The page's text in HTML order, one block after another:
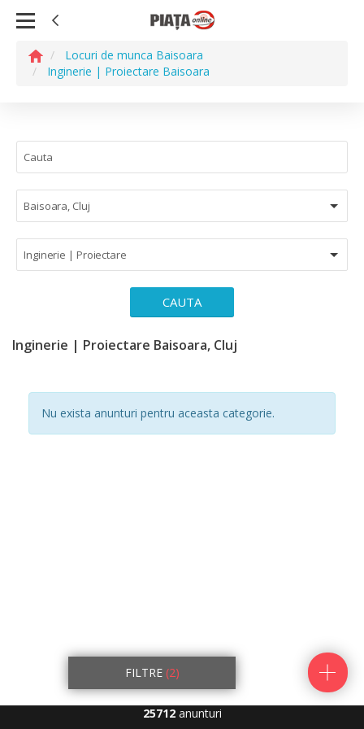
Locuri de munca Baisoara
Inginerie | Proiectare Baisoara
Baisoara, Cluj
Inginerie | Proiectare
CAUTA
Inginerie | Proiectare Baisoara, Cluj
Nu exista anunturi pentru aceasta categorie.
FILTRE (2)
25712anunturi